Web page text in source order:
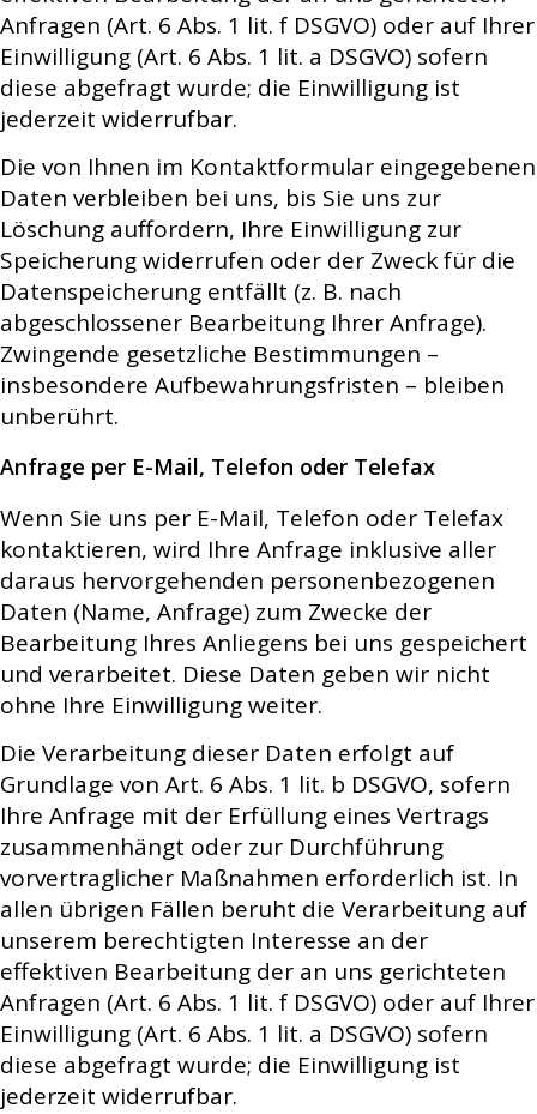
Anfragen (Art. 6 Abs. 1 lit. f DSGVO) oder auf Ihrer
Einwilligung (Art. 6 Abs. 1 lit. a DSGVO) sofern
diese abgefragt wurde; die Einwilligung ist
jederzeit widerrufbar.
Die von Ihnen im Kontaktformular eingegebenen
Daten verbleiben bei uns, bis Sie uns zur
Löschung auffordern, Ihre Einwilligung zur
Speicherung widerrufen oder der Zweck für die
Datenspeicherung entfällt (z. B. nach
abgeschlossener Bearbeitung Ihrer Anfrage).
Zwingende gesetzliche Bestimmungen –
insbesondere Aufbewahrungsfristen – bleiben
unberührt.
Anfrage per E-Mail, Telefon oder Telefax
Wenn Sie uns per E-Mail, Telefon oder Telefax
kontaktieren, wird Ihre Anfrage inklusive aller
daraus hervorgehenden personenbezogenen
Daten (Name, Anfrage) zum Zwecke der
Bearbeitung Ihres Anliegens bei uns gespeichert
und verarbeitet. Diese Daten geben wir nicht
ohne Ihre Einwilligung weiter.
Die Verarbeitung dieser Daten erfolgt auf
Grundlage von Art. 6 Abs. 1 lit. b DSGVO, sofern
Ihre Anfrage mit der Erfüllung eines Vertrags
zusammenhängt oder zur Durchführung
vorvertraglicher Maßnahmen erforderlich ist. In
allen übrigen Fällen beruht die Verarbeitung auf
unserem berechtigten Interesse an der
effektiven Bearbeitung der an uns gerichteten
Anfragen (Art. 6 Abs. 1 lit. f DSGVO) oder auf Ihrer
Einwilligung (Art. 6 Abs. 1 lit. a DSGVO) sofern
diese abgefragt wurde; die Einwilligung ist
jederzeit widerrufbar.